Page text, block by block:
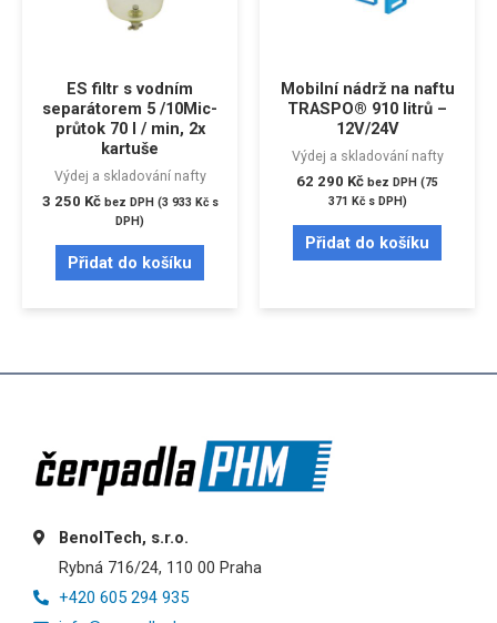
ES filtr s vodním
separátorem 5 /10Mic-
průtok 70 l / min, 2x
kartuše
Výdej a skladování nafty
3 250 Kč bez DPH (3 933 Kčs
DPH)
Přidat do košíku
Mobilní nádrž na naftu
TRASPO® 910 litrů –
12V/24V
Výdej a skladování nafty
62 290 Kč bez DPH (75
371 Kčs DPH)
Přidat do košíku
BenolTech, s.r.o.
Rybná 716/24, 110 00 Praha
+420 605 294 935